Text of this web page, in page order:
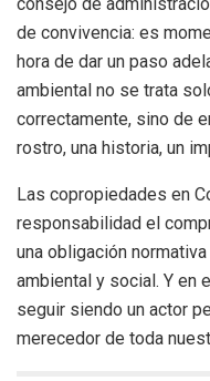
de convivencia: es
hora de dar un paso
ambiental no se trata
correctamente, sino de
rostro, una historia, un
Las copropiedades en
responsabilidad el
una obligación
ambiental y social. Y en
seguir siendo un actor
merecedor de toda